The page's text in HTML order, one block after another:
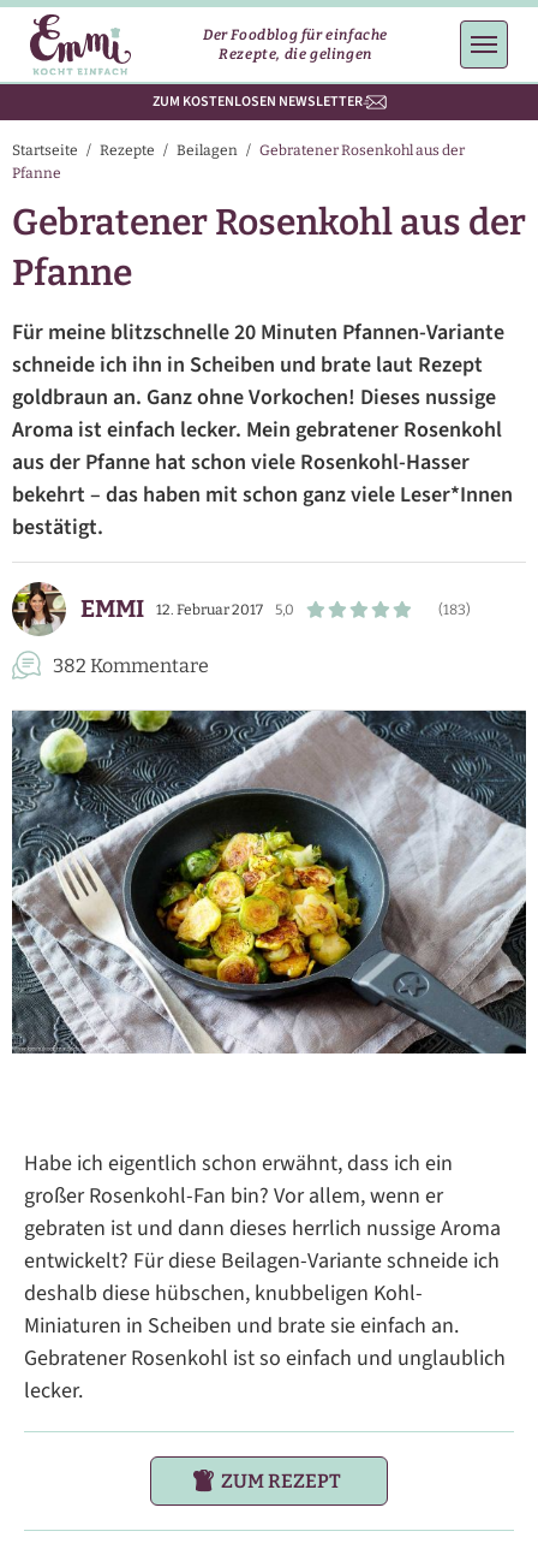
Der Foodblog für einfache
Rezepte, die gelingen
ZUM KOSTENLOSEN NEWSLETTER
Startseite / Rezepte / Beilagen / Gebratener Rosenkohl aus der
Pfanne
Gebratener Rosenkohl aus der
Pfanne
Für meine blitzschnelle 20 Minuten Pfannen-Variante
schneide ich ihn in Scheiben und brate laut Rezept
goldbraun an. Ganz ohne Vorkochen! Dieses nussige
Aroma ist einfach lecker. Mein gebratener Rosenkohl
aus der Pfanne hat schon viele Rosenkohl-Hasser
bekehrt – das haben mit schon ganz viele Leser*Innen
bestätigt.
EMMI 12. Februar 2017 5,0 (183)
382 Kommentare
Habe ich eigentlich schon erwähnt, dass ich ein
großer Rosenkohl-Fan bin? Vor allem, wenn er
gebraten ist und dann dieses herrlich nussige Aroma
entwickelt? Für diese Beilagen-Variante schneide ich
deshalb diese hübschen, knubbeligen Kohl-
Miniaturen in Scheiben und brate sie einfach an.
Gebratener Rosenkohl ist so einfach und unglaublich
lecker.
ZUM REZEPT